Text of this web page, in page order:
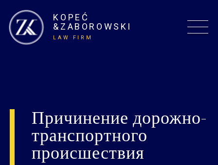
KOPEĆ
&ZABOROWSKI
LAW FIRM
Причинение дорожно-
транспортного
происшествия